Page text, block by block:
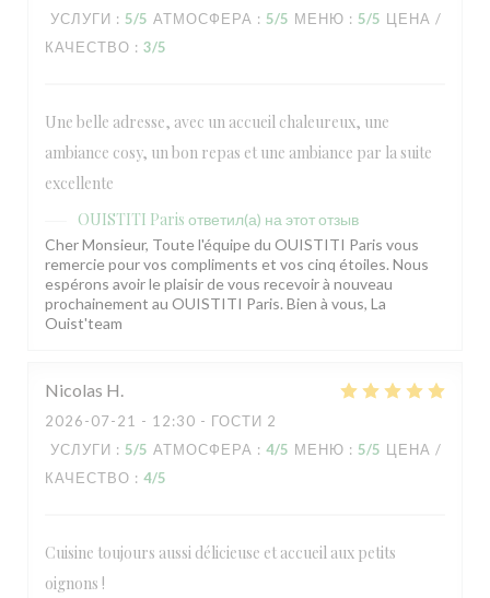
УСЛУГИ : 5/5 АТМОСФЕРА : 5/5 МЕНЮ : 5/5 ЦЕНА /
КАЧЕСТВО : 3/5
Une belle adresse, avec un accueil chaleureux, une
ambiance cosy, un bon repas et une ambiance par la suite
excellente
OUISTITI Paris ответил(а) на этот отзыв
Cher Monsieur, Toute l'équipe du OUISTITI Paris vous
remercie pour vos compliments et vos cinq étoiles. Nous
espérons avoir le plaisir de vous recevoir à nouveau
prochainement au OUISTITI Paris. Bien à vous, La
Ouist'team
Nicolas H
2026-07-21 - 12:30 - ГОСТИ 2
УСЛУГИ : 5/5 АТМОСФЕРА : 4/5 МЕНЮ : 5/5 ЦЕНА /
КАЧЕСТВО : 4/5
Cuisine toujours aussi délicieuse et accueil aux petits
oignons !